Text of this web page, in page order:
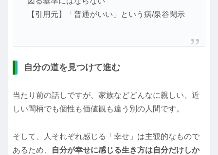
【引用元】「普通がいい」という病/泉谷閑示
自分の道を見つけて進む
当たり前の話しですが、家族などどんなに親しい、近
しい間柄でも個性も価値観も違う別の人間です。
そして、人それぞれ感じる「幸せ」は主観的なもので
あるため、
自分が幸せに感じる生き方は自分だけしか